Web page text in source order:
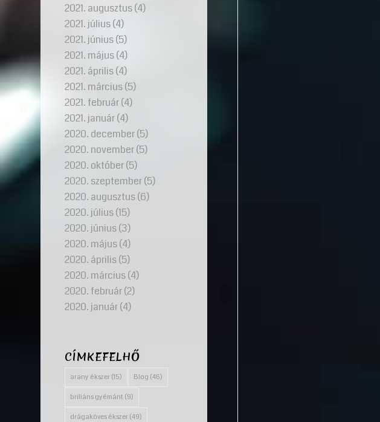
2021. augusztus(4)
2021. július(4)
2021. június(5)
2021. május(4)
2021. április(4)
2021. március(5)
2021. február(4)
2021. január(4)
2020. december(5)
2020. november(5)
2020. október(5)
2020. szeptember(5)
2020. augusztus(6)
2020. július(15)
2020. június(3)
2020. május(4)
2020. április(5)
2020. március(4)
2020. február(2)
2020. január(4)
CÍMKEFELHŐ
arany ékszer (15) Blog (46)
briliáns gyémánt (9)
drágaköves ékszer (49)